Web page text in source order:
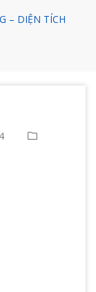
– DIỆN TÍCH